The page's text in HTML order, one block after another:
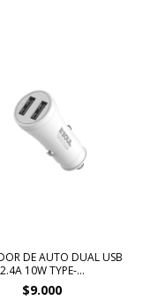
DE AUTO DUAL USB
2.4A 10W TYPE-...
$9.000